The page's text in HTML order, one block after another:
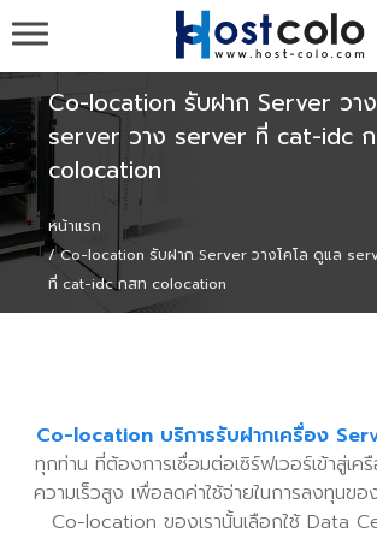
รับวาง Server ,รับวาง Colo , ขาย
co-location ที่ cat-idc กสท , Web
โฮสติ้ง จดโดเมน - HOST-
Co-location รับฝาก Server วา
server วาง server ที่ cat-idc
colocation
หน้าแรก
Co-location รับฝาก Server วางโคโล ดูแล
ที่ cat-idc กสท colocation
Co-location บริการรับฝากเครื่อง
ทุกท่าน ที่ต้องการเชื่อมต่อเซิร์ฟเวอร์เข้าสู่เค
ความเร็วสูง เพื่อลดค่าใช้จ่ายในการลงทุนข
Co-location ของเรานั้นเลือกใช้ Data